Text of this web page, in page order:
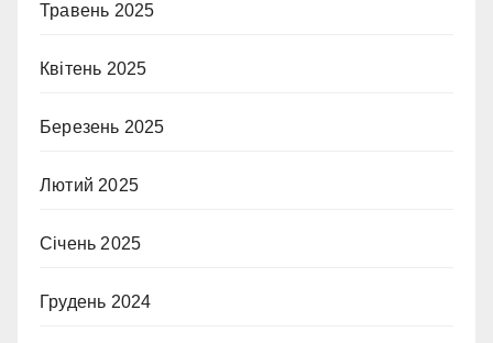
Травень 2025
Квітень 2025
Березень 2025
Лютий 2025
Січень 2025
Грудень 2024